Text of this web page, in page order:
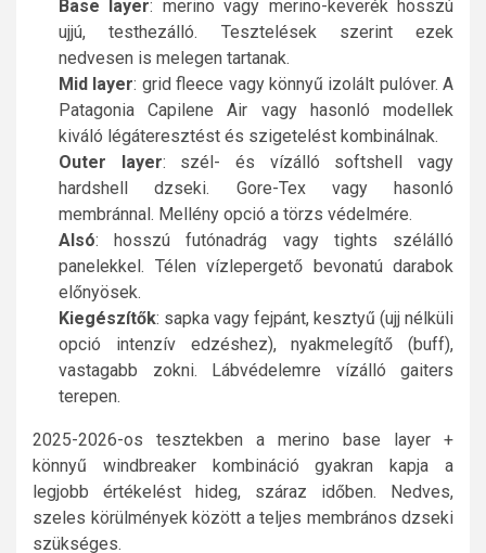
Base layer: merino vagy merino-keverék hosszú
ujjú, testhezálló. Tesztelések szerint ezek
nedvesen is melegen tartanak.
Mid layer: grid fleece vagy könnyű izolált pulóver. A
Patagonia Capilene Air vagy hasonló modellek
kiváló légáteresztést és szigetelést kombinálnak.
Outer layer: szél- és vízálló softshell vagy
hardshell dzseki. Gore-Tex vagy hasonló
membránnal. Mellény opció a törzs védelmére.
Alsó: hosszú futónadrág vagy tights szélálló
panelekkel. Télen vízlepergető bevonatú darabok
előnyösek.
Kiegészítők: sapka vagy fejpánt, kesztyű (ujj nélküli
opció intenzív edzéshez), nyakmelegítő (buff),
vastagabb zokni. Lábvédelemre vízálló gaiters
terepen.
2025-2026-os tesztekben a merino base layer +
könnyű windbreaker kombináció gyakran kapja a
legjobb értékelést hideg, száraz időben. Nedves,
szeles körülmények között a teljes membrános dzseki
szükséges.